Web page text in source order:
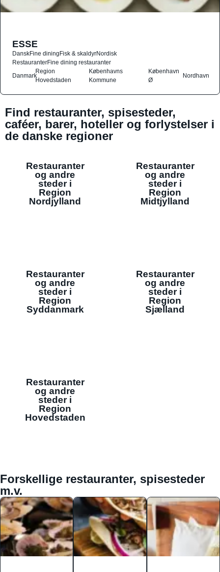
ESSE
DanskFine diningFisk & skaldyrNordisk
RestauranterFine dining restauranter
Danmark
Region
Hovedstaden
Københavns
Kommune
København
Ø
Nordhavn
Find restauranter, spisesteder,
caféer, barer, hoteller og forlystelser i
de danske regioner
Restauranter
og andre
steder i
Region
Nordjylland
Restauranter
og andre
steder i
Region
Midtjylland
Restauranter
og andre
steder i
Region
Syddanmark
Restauranter
og andre
steder i
Region
Sjælland
Restauranter
og andre
steder i
Region
Hovedstaden
Forskellige restauranter, spisesteder
m.v.